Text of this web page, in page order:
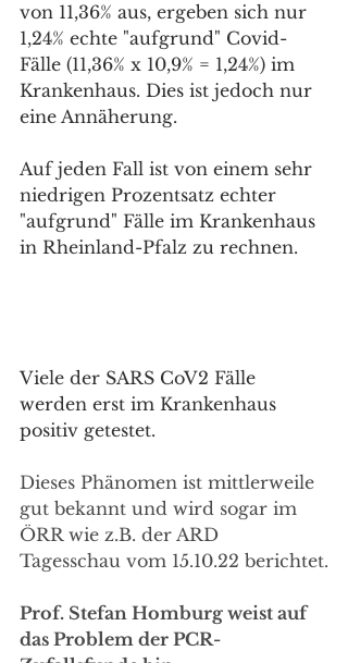
von 11,36% aus, ergeben sich nur
1,24% echte "aufgrund" Covid-
Fälle (11,36% x 10,9% = 1,24%) im
Krankenhaus. Dies ist jedoch nur
eine Annäherung.
Auf jeden Fall ist von einem sehr
niedrigen Prozentsatz echter
"aufgrund" Fälle im Krankenhaus
in Rheinland-Pfalz zu rechnen.
Viele der SARS CoV2 Fälle
werden erst im Krankenhaus
positiv getestet.
Dieses Phänomen ist mittlerweile
gut bekannt und wird sogar im
ÖRR wie z.B. der ARD
Tagesschau vom 15.10.22 berichtet.
Prof. Stefan Homburg weist auf
das Problem der PCR-